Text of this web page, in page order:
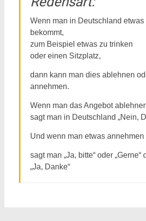
Wenn man in Deutschland etwas
bekommt,
zum Beispiel etwas zu trinken
oder einen Sitzplatz,
dann kann man dies ablehnen
annehmen.
Wenn man das Angebot
sagt man in Deutschland „Nein,
Und wenn man etwas annehmen
sagt man „Ja, bitte“ oder „Gerne“
„Ja, Danke“